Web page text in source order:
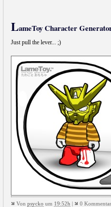
LameToy Character
Just pull the lever... ;)
Von psycko um 19:52h |
0